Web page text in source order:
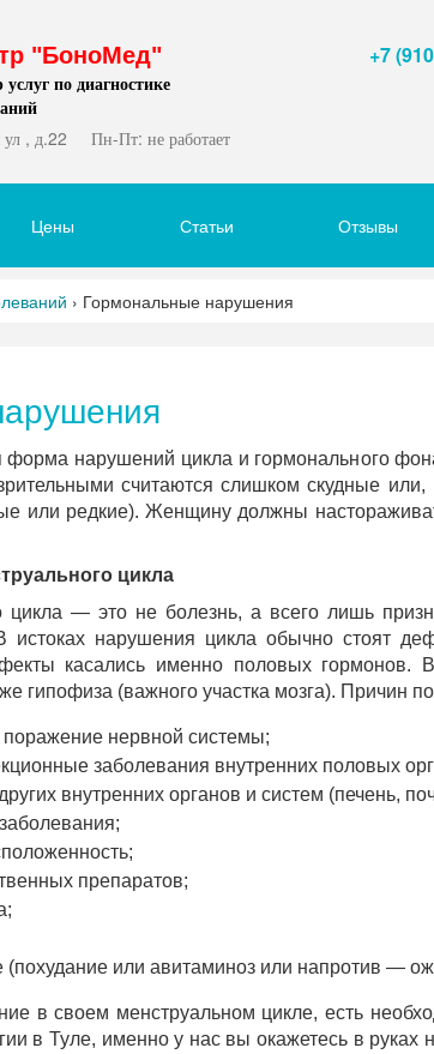
"БоноМед"
по диагностике
, д.22
Пн-Пт: не работает
+7
Цены Статьи Отзывы
› Гормональные нарушения
нарушений цикла и гормонального
считаются слишком скудные
или редкие). Женщину должны
цикла
цикла — это не болезнь, а всего лишь
истоках нарушения цикла обычно стоят
касались именно половых гормонов.
гипофиза (важного участка мозга). Причин
нервной системы;
заболевания внутренних половых
внутренних органов и систем (печень,
препаратов;
(похудание или авитаминоз или напротив —
в своем менструальном цикле, есть
в Туле, именно у нас вы окажетесь в